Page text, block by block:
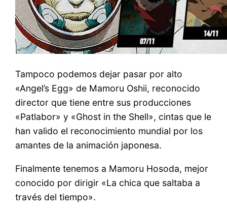
Tampoco podemos dejar pasar por alto
«Angel’s Egg» de Mamoru Oshii, reconocido
director que tiene entre sus producciones
«Patlabor» y «Ghost in the Shell», cintas que le
han valido el reconocimiento mundial por los
amantes de la animación japonesa.
Finalmente tenemos a Mamoru Hosoda, mejor
conocido por dirigir «La chica que saltaba a
través del tiempo».